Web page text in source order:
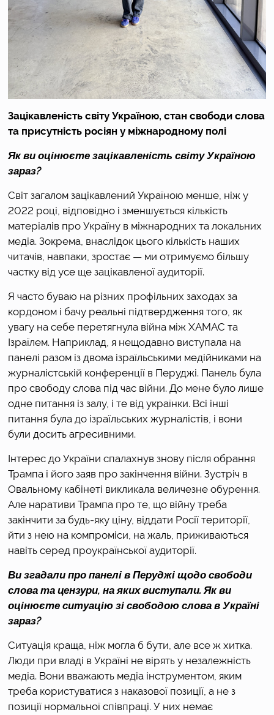
Зацікавленість світу Україною, стан свободи слова
та присутність росіян у міжнародному полі
Як ви оцінюєте зацікавленість світу Україною
зараз?
Світ загалом зацікавлений Україною менше, ніж у
2022 році, відповідно і зменшується кількість
матеріалів про Україну в міжнародних та локальних
медіа. Зокрема, внаслідок цього кількість наших
читачів, навпаки, зростає — ми отримуємо більшу
частку від усе ще зацікавленої аудиторії.
Я часто буваю на різних профільних заходах за
кордоном і бачу реальні підтвердження того, як
увагу на себе перетягнула війна між ХАМАС та
Ізраїлем. Наприклад, я нещодавно виступала на
панелі разом із двома ізраїльськими медійниками на
журналістській конференції в Перуджі. Панель була
про свободу слова під час війни. До мене було лише
одне питання із залу, і те від українки. Всі інші
питання була до ізраїльських журналістів, і вони
були досить агресивними.
Інтерес до України спалахнув знову після обрання
Трампа і його заяв про закінчення війни. Зустріч в
Овальному кабінеті викликала величезне обурення.
Але наративи Трампа про те, що війну треба
закінчити за будь-яку ціну, віддати Росії території,
йти з нею на компроміси, на жаль, приживаються
навіть серед проукраїнської аудиторії.
Ви згадали про панелі в Перуджі щодо свободи
слова та цензури, на яких виступали. Як ви
оцінюєте ситуацію зі свободою слова в Україні
зараз?
Ситуація краща, ніж могла б бути, але все ж хитка.
Люди при владі в Україні не вірять у незалежність
медіа. Вони вважають медіа інструментом, яким
треба користуватися з наказової позиції, а не з
позиції нормальної співпраці. У них немає